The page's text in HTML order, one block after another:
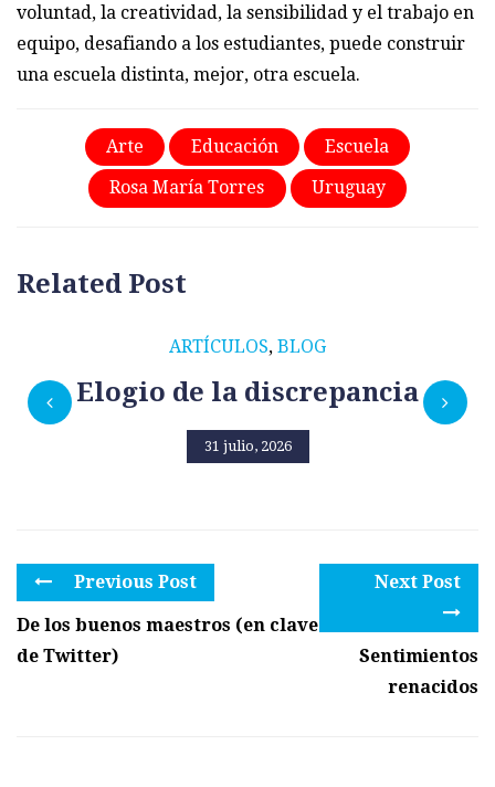
voluntad, la creatividad, la sensibilidad y el trabajo en
equipo, desafiando a los estudiantes, puede construir
una escuela distinta, mejor, otra escuela.
Arte Educación
Escuela
Rosa María Torres
Uruguay
Related Post
ARTÍCULOS, BLOG
Elogio de la discrepancia
31 julio, 2026
Previous Post
De los buenos maestros (en clave
de Twitter)
Next Post
Sentimientos
renacidos